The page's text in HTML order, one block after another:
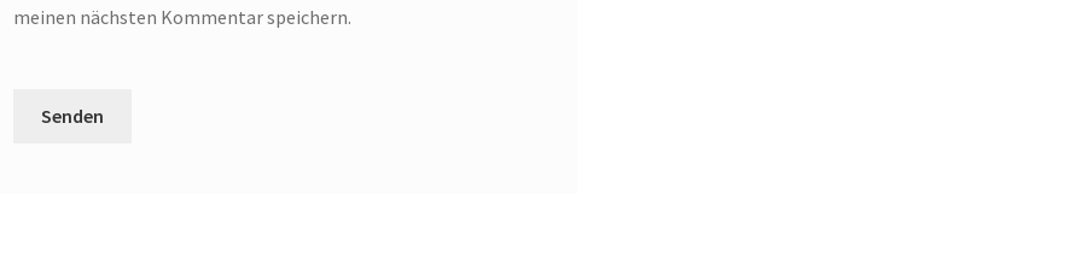
meinen nächsten Kommentar speichern.